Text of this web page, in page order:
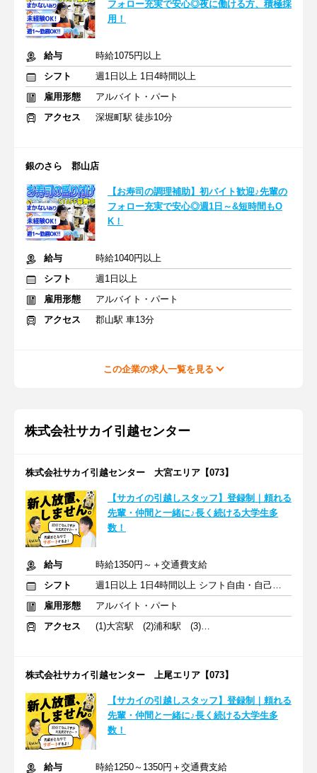
フォロー充実で安心◎夜に働ける方、積極採
用！
給与
時給1075円以上
シフト
週1日以上 1日4時間以上
雇用形態
アルバイト・パート
アクセス
深堀町駅 徒歩10分
銀のさら 郡山店
【お寿司の調理補助】初バイト歓迎♪先輩の
フォロー充実で安心◎週1日～&短時間もO
K！
給与
時給1040円以上
シフト
週1日以上
雇用形態
アルバイト・パート
アクセス
郡山駅 車13分
この企業の求人一覧を見る
株式会社サカイ引越センター
株式会社サカイ引越センター 大宮エリア【073】
【サカイの引越しスタッフ】登録制｜頼れる
先輩・仲間と一緒に♪長く続ける大学生多
数！
給与
時給1350円～＋交通費支給
シフト
週1日以上 1日4時間以上 シフト自由・自己申告
雇用形態
アルバイト・パート
アクセス
(1)大宮駅 (2)浦和駅 (3)さいたま新都心駅
株式会社サカイ引越センター 上尾エリア【073】
【サカイの引越しスタッフ】登録制｜頼れる
先輩・仲間と一緒に♪長く続ける大学生多
数！
給与
時給1250～1350円＋交通費支給